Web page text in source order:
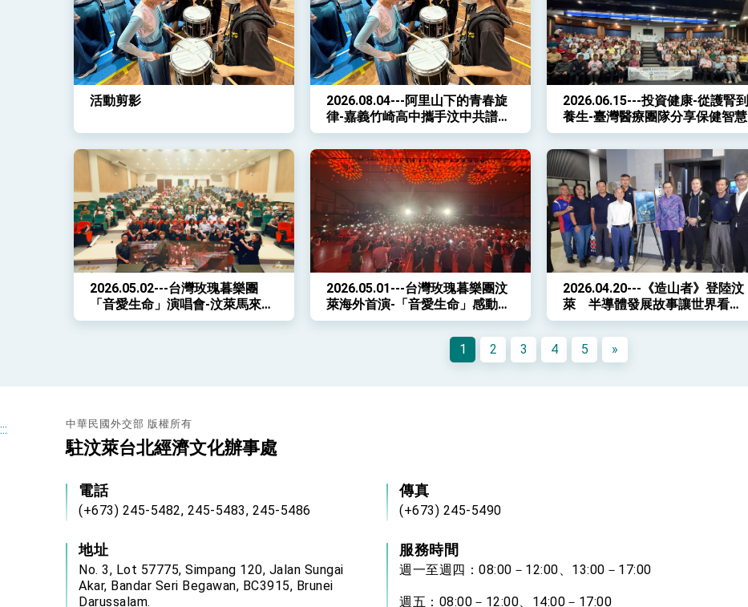
賴總統就職演說影片
總統重要談話
外交部重要言論
我國政府將在美國亞利桑納州設立「駐鳳凰城辦事處」，進一步深化台美交流合作
活動剪影
2026.08.04---阿里山下的青春旋
律-嘉義竹崎高中攜手汶中共譜交
流樂章
2026.06.15---投資健康-從護腎到
養生-臺灣醫療團隊分享保健智慧
2026.05.02---台灣玫瑰暮樂團
「音愛生命」演唱會-汶萊馬來奕
溫暖登場
2026.05.01---台灣玫瑰暮樂團汶
萊海外首演-「音愛生命」感動千
人
2026.04.20---《造山者》登陸汶
萊 半導體發展故事讓世界看見
臺灣
1
2 3 4 5 »
::: 中華民國外交部 版權所有
駐汶萊台北經濟文化辦事處
電話
(+673) 245-5482, 245-5483, 245-5486
傳真
(+673) 245-5490
地址
No. 3, Lot 57775, Simpang 120, Jalan Sungai
Akar, Bandar Seri Begawan, BC3915, Brunei
Darussalam.
服務時間
週一至週四：08:00－12:00、13:00－17:00
週五：08:00－12:00、14:00－17:00